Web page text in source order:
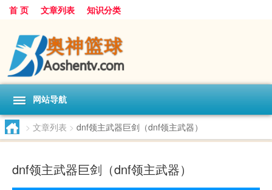
首 页 文章列表 知识分类
网站导航
> 文章列表 > dnf领主武器巨剑（dnf领主武器）
dnf领主武器巨剑（dnf领主武器）